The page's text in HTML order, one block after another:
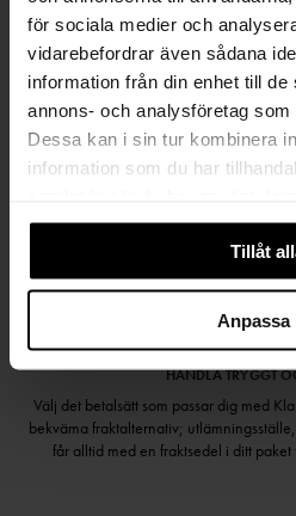
för sociala medier och
vidarebefordrar även sådana
information från din enhet till
annons- och analysföretag
Dessa kan i sin tur kombinera
information som du har
Tillåt
Anpassa
Håll dig
PRENUMERERA PÅ
HANDLA TRYGGT
Välj det betalsätt som passar dig med
bekväma fraktalternativ;
får alltid med en fraktsedel i ditt